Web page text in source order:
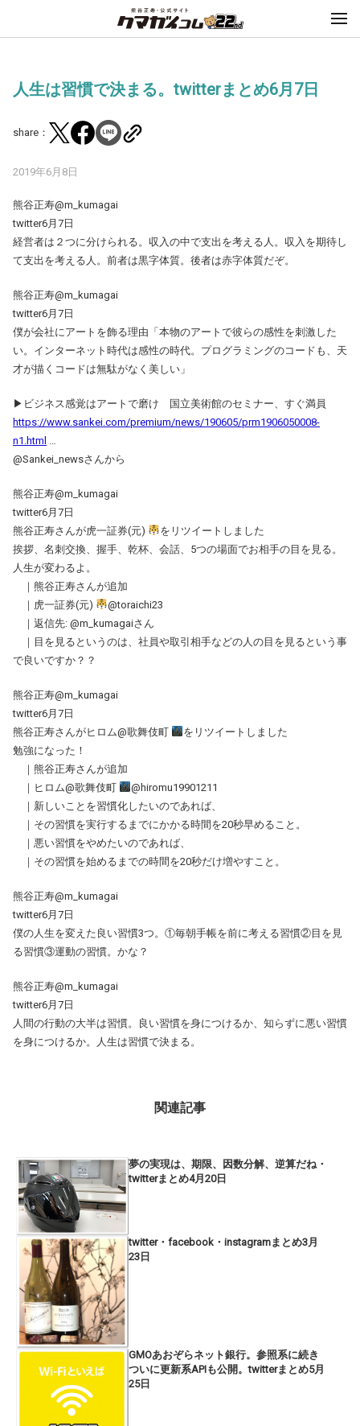
人生は習慣で決まる。twitterまとめ6月7日
share：
2019年6月8日
熊谷正寿@m_kumagai
twitter6月7日
経営者は２つに分けられる。収入の中で支出を考える人。収入を期待し
て支出を考える人。前者は黒字体質。後者は赤字体質だぞ。
熊谷正寿@m_kumagai
twitter6月7日
僕が会社にアートを飾る理由「本物のアートで彼らの感性を刺激した
い。インターネット時代は感性の時代。プログラミングのコードも、天
才が描くコードは無駄がなく美しい」
▶ビジネス感覚はアートで磨け 国立美術館のセミナー、すぐ満員
https://www.sankei.com/premium/news/190605/prm1906050008-
n1.html
@Sankei_newsさんから
熊谷正寿@m_kumagai
twitter6月7日
熊谷正寿さんが虎一証券(元)
をリツイートしました
挨拶、名刺交換、握手、乾杯、会話、5つの場面でお相手の目を見る。
人生が変わるよ。
｜熊谷正寿さんが追加
｜虎一証券(元)
@toraichi23
｜返信先: @m_kumagaiさん
｜目を見るというのは、社員や取引相手などの人の目を見るという事
で良いですか？？
熊谷正寿@m_kumagai
twitter6月7日
熊谷正寿さんがヒロム@歌舞伎町
をリツイートしました
勉強になった！
｜熊谷正寿さんが追加
｜ヒロム@歌舞伎町
@hiromu19901211
｜新しいことを習慣化したいのであれば、
｜その習慣を実行するまでにかかる時間を20秒早めること。
｜悪い習慣をやめたいのであれば、
｜その習慣を始めるまでの時間を20秒だけ増やすこと。
熊谷正寿@m_kumagai
twitter6月7日
僕の人生を変えた良い習慣3つ。①毎朝手帳を前に考える習慣②目を見
る習慣③運動の習慣。かな？
熊谷正寿@m_kumagai
twitter6月7日
人間の行動の大半は習慣。良い習慣を身につけるか、知らずに悪い習慣
を身につけるか。人生は習慣で決まる。
関連記事
夢の実現は、期限、因数分解、逆算だね・
twitterまとめ4月20日
twitter・facebook・instagramまとめ3月
23日
GMOあおぞらネット銀行。参照系に続き
ついに更新系APIも公開。twitterまとめ5月
25日